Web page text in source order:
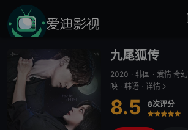
九尾狐传
2020 · 韩国 · 爱情 奇幻
映 · 韩语 · 详情
8.5 8次评分
很差
较差
还行推荐力荐